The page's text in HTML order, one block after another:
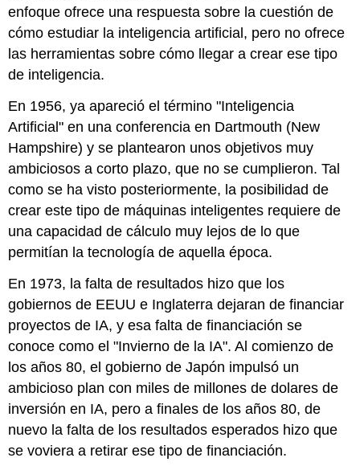
enfoque ofrece una respuesta sobre la cuestión de
cómo estudiar la inteligencia artificial, pero no ofrece
las herramientas sobre cómo llegar a crear ese tipo
de inteligencia.
En 1956, ya apareció el término "Inteligencia
Artificial" en una conferencia en Dartmouth (New
Hampshire) y se plantearon unos objetivos muy
ambiciosos a corto plazo, que no se cumplieron. Tal
como se ha visto posteriormente, la posibilidad de
crear este tipo de máquinas inteligentes requiere de
una capacidad de cálculo muy lejos de lo que
permitían la tecnología de aquella época.
En 1973, la falta de resultados hizo que los
gobiernos de EEUU e Inglaterra dejaran de financiar
proyectos de IA, y esa falta de financiación se
conoce como el "Invierno de la IA". Al comienzo de
los años 80, el gobierno de Japón impulsó un
ambicioso plan con miles de millones de dolares de
inversión en IA, pero a finales de los años 80, de
nuevo la falta de los resultados esperados hizo que
se voviera a retirar ese tipo de financiación.